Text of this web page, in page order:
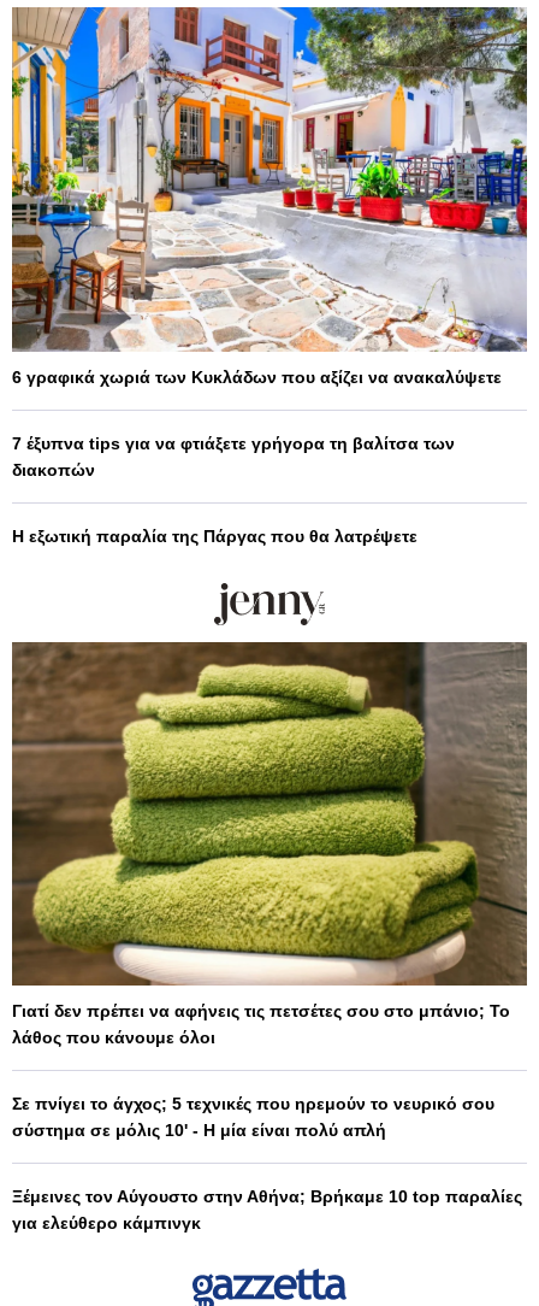
6 γραφικά χωριά των Κυκλάδων που αξίζει να ανακαλύψετε
7 έξυπνα tips για να φτιάξετε γρήγορα τη βαλίτσα των
διακοπών
Η εξωτική παραλία της Πάργας που θα λατρέψετε
Γιατί δεν πρέπει να αφήνεις τις πετσέτες σου στο μπάνιο; Το
λάθος που κάνουμε όλοι
Σε πνίγει το άγχος; 5 τεχνικές που ηρεμούν το νευρικό σου
σύστημα σε μόλις 10' - Η μία είναι πολύ απλή
Ξέμεινες τον Αύγουστο στην Αθήνα; Βρήκαμε 10 top παραλίες
για ελεύθερο κάμπινγκ